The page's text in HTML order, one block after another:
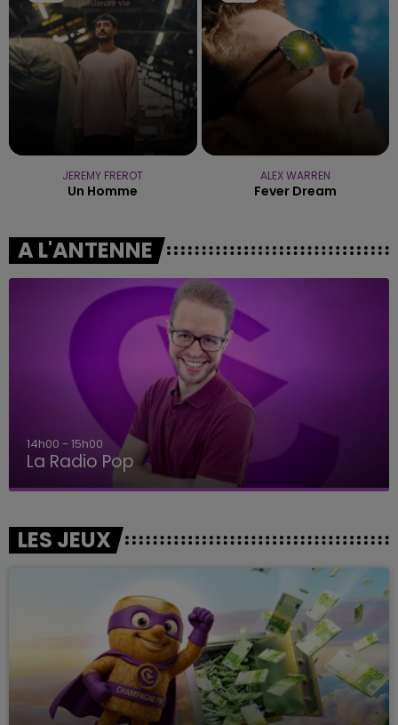
JEREMY FREROT
Un Homme
ALEX WARREN
Fever Dream
A L'ANTENNE
14h00 - 15h00
La Radio Pop
LES JEUX